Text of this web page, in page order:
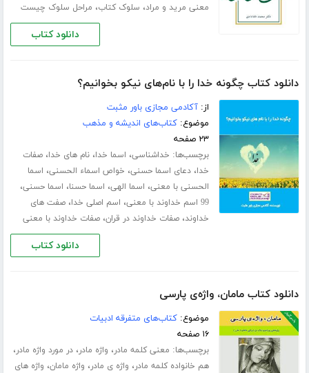
معنی مرید و مراد، سلوک کتاب، مراحل سلوک چیست
دانلود کتاب
دانلود کتاب چگونه خدا را با نام‌های نیکو بخوانیم؟
از:آکادمی مجازی باور مثبت
موضوع:کتاب‌های اندیشه و مذهب
۲۳ صفحه
برچسب‌ها: خداشناسی، اسما خدا،نام های خدا،صفات
خدا،دعای اسما حسنی، خواص اسماء الحسنی، اسما
الحسنی با معنی، اسما الهی، اسما حسنا، اسما حسنی،
99 اسم خداوند با معنی ، اسم اصلی خدا،صفت های
خداوند،صفات خداوند در قران،صفات خداوند با معنی
دانلود کتاب
دانلود کتاب مامان، واژه‌ی پارسی
موضوع:کتاب‌های متفرقه ادبیات
۱۶ صفحه
برچسب‌ها: معنی کلمه مادر، واژه مادر،در مورد واژه مادر،
هم خانواده کلمه مادر، واژه ی مادر، واژه مامان، واژه های